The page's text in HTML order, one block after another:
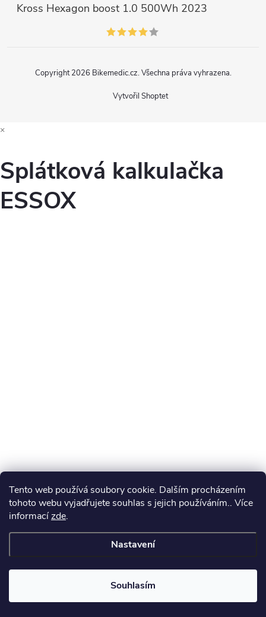
Tento web používá soubory cookie. Dalším procházením
tohoto webu vyjadřujete souhlas s jejich používáním.. Více
informacízde.
Nastavení
Souhlasím
Kross Hexagon boost 1.0 500Wh 2023
Vytvořil Shoptet
Copyright 2026 Bikemedic.cz. Všechna práva vyhrazena.
×
Splátková kalkulačka
ESSOX